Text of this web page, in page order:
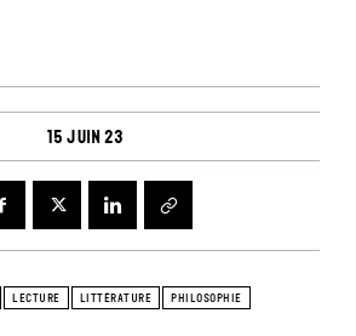
15 juin 23
LECTURE LITTÉRATURE
PHILOSOPHIE